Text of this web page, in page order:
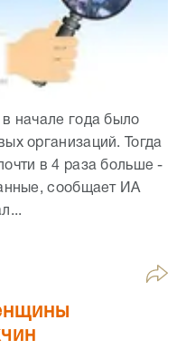
начале года было
организаций. Тогда
в 4 раза больше -
сообщает ИА